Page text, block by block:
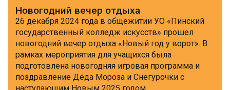
Новогодний вечер отдыха
26 декабря 2024 года в общежитии УО «Пинский
государственный колледж искусств» прошел
новогодний вечер отдыха «Новый год у ворот». В
рамках мероприятия для учащихся была
подготовлена новогодняя игровая программа и
поздравление Деда Мороза и Снегурочки с